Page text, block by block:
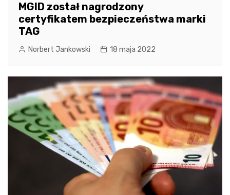
MGID został nagrodzony
certyfikatem bezpieczeństwa marki
TAG
Norbert Jankowski 18 maja 2022